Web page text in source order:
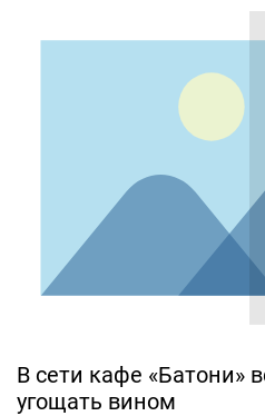
В сети кафе «Батони»
угощать вином